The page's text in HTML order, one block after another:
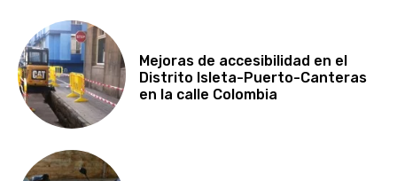
Mejoras de accesibilidad en el
Distrito Isleta-Puerto-Canteras
en la calle Colombia